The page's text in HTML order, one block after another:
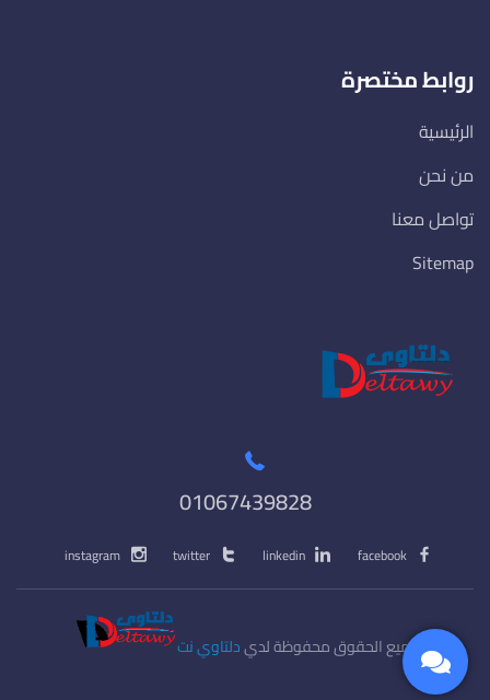
روابط مختصرة
الرئيسية
من نحن
تواصل معنا
Sitemap
01067439828
facebook
linkedin
twitter
instagram
جميع الحقوق محفوظة لديدلتاوي نت